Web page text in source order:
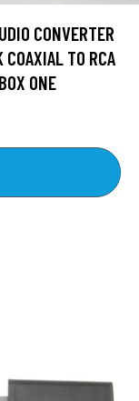
CONVERTER
TO RCA
ONE